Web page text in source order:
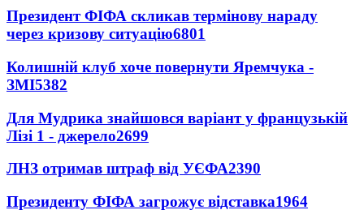
Президент ФІФА скликав термінову нараду
через кризову ситуацію6801
Колишній клуб хоче повернути Яремчука -
ЗМІ5382
Для Мудрика знайшовся варіант у французькій
Лізі 1 - джерело2699
ЛНЗ отримав штраф від УЄФА2390
Президенту ФІФА загрожує відставка1964